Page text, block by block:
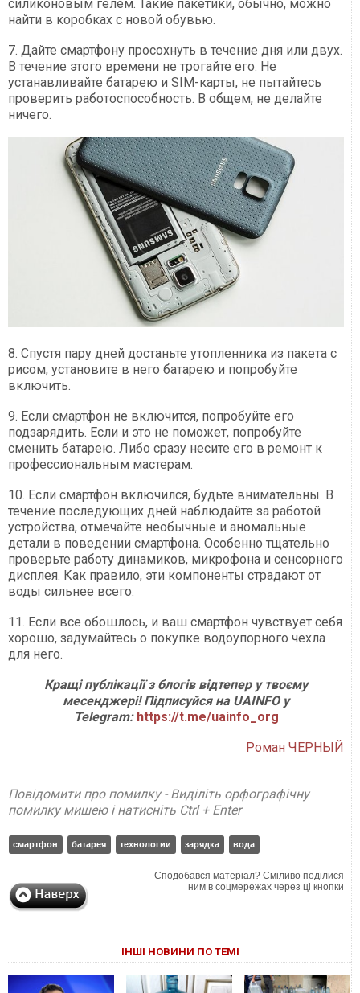
силиконовым гелем. Такие пакетики, обычно, можно
найти в коробках с новой обувью.
7. Дайте смартфону просохнуть в течение дня или двух.
В течение этого времени не трогайте его. Не
устанавливайте батарею и SIM-карты, не пытайтесь
проверить работоспособность. В общем, не делайте
ничего.
8. Спустя пару дней достаньте утопленника из пакета с
рисом, установите в него батарею и попробуйте
включить.
9. Если смартфон не включится, попробуйте его
подзарядить. Если и это не поможет, попробуйте
сменить батарею. Либо сразу несите его в ремонт к
профессиональным мастерам.
10. Если смартфон включился, будьте внимательны. В
течение последующих дней наблюдайте за работой
устройства, отмечайте необычные и аномальные
детали в поведении смартфона. Особенно тщательно
проверьте работу динамиков, микрофона и сенсорного
дисплея. Как правило, эти компоненты страдают от
воды сильнее всего.
11. Если все обошлось, и ваш смартфон чувствует себя
хорошо, задумайтесь о покупке водоупорного чехла
для него.
Кращі публікації з блогів відтепер у твоєму
месенджері! Підписуйся на UAINFO у
Telegram: https://t.me/uainfo_org
Роман ЧЕРНЫЙ
Повідомити про помилку - Виділіть орфографічну
помилку мишею і натисніть Ctrl + Enter
смартфон батарея технологии зарядка вода
Сподобався матеріал? Сміливо поділися
ним в соцмережах через ці кнопки
ІНШІ НОВИНИ ПО ТЕМІ